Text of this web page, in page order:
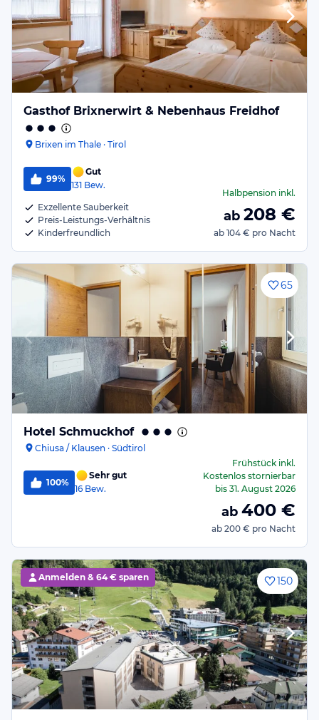
Gasthof Brixnerwirt & Nebenhaus Freidhof
Brixen im Thale · Tirol
99%
Gut
131 Bew.
Exzellente Sauberkeit
Preis-Leistungs-Verhältnis
Kinderfreundlich
Halbpension inkl.
ab 208 €
ab 104 € pro Nacht
65
Hotel Schmuckhof
Chiusa / Klausen · Südtirol
100%
Sehr gut
16 Bew.
Frühstückinkl.
Kostenlos stornierbar
bis 31. August 2026
ab 400 €
ab 200 € pro Nacht
Anmelden & 64 € sparen 150